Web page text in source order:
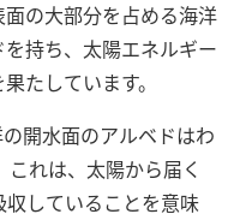
の大部分を占める海洋
持ち、太陽エネルギー
たしています。
開水面のアルベドはわ
これは、太陽から届く
していることを意味